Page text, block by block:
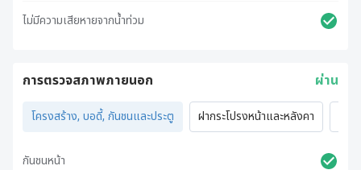
ไม่มีความเสียหายจากน้ำท่วม
การตรวจสภาพภายนอก ผ่าน
โครงสร้าง, บอดี้, กันชนและประตู ฝากระโปรงหน้าและหลังคา
กันชนหน้า